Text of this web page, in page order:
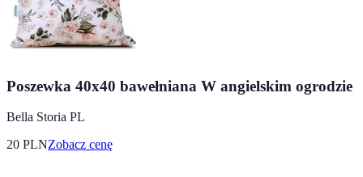
Poszewka 40x40 bawełniana W angielskim ogrodzie
Bella Storia PL
20 PLNZobacz cenę